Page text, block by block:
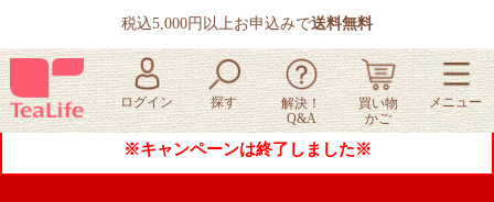
税込5,000円以上お申込みで送料無料
※キャンペーンは終了しました※